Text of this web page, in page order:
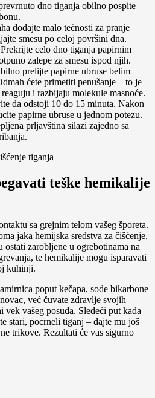
dno tiganja obilno pospite
dodajte malo tečnosti za pranje
smesu po celoj površini dna.
Prekrijte celo dno tiganja papirnim
zalepe za smesu ispod njih.
prelijte papirne ubruse belim
ćete primetiti penušanje – to je
i razbijaju molekule masnoće.
da odstoji 10 do 15 minuta. Nakon
papirne ubruse u jednom potezu.
prljavština silazi zajedno sa
teške hemikalije
sa grejnim telom vašeg šporeta.
jaka hemijska sredstva za čišćenje,
zarobljene u ogrebotinama na
te hemikalije mogu isparavati
kuhinji.
poput kečapa, sode bikarbone
već čuvate zdravlje svojih
vašeg posuđa. Sledeći put kada
stari, pocrneli tiganj – dajte mu još
trikove. Rezultati će vas sigurno